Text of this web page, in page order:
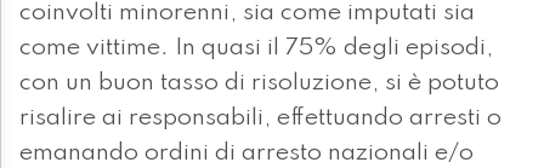
coinvolti minorenni, sia come imputati sia
come vittime. In quasi il 75% degli episodi,
con un buon tasso di risoluzione, si è potuto
risalire ai responsabili, effettuando arresti o
emanando ordini di arresto nazionali e/o